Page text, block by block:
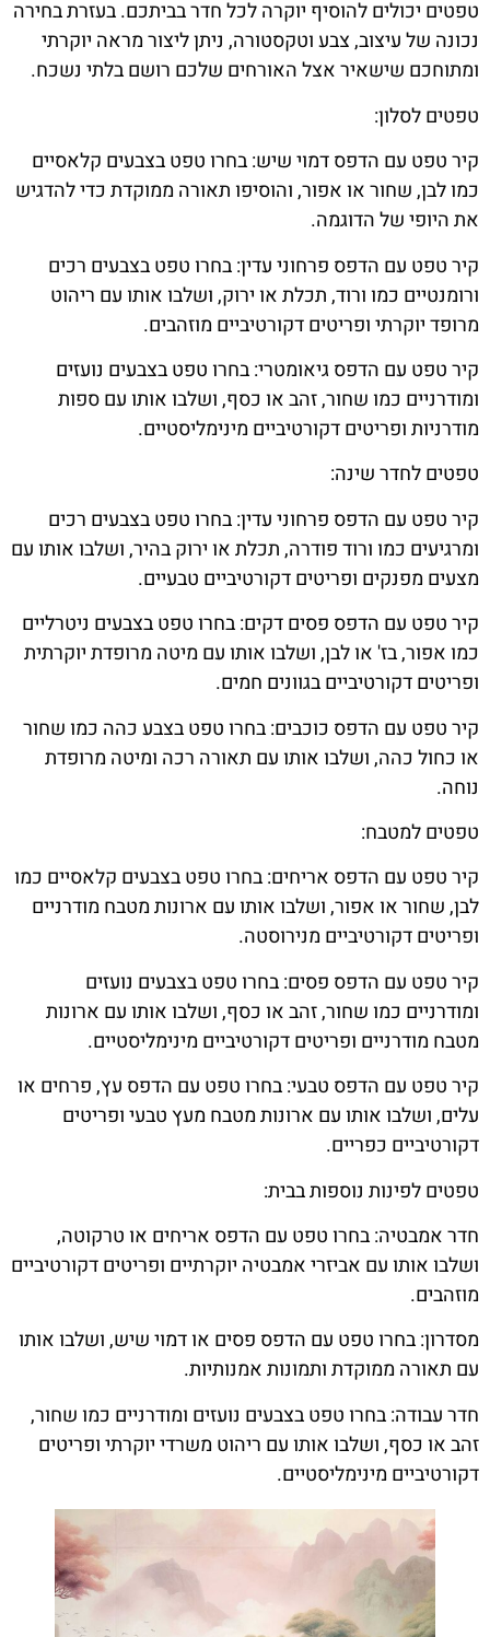
טפטים יכולים להוסיף יוקרה לכל חדר בביתכם. בעזרת בחירה
נכונה של עיצוב, צבע וטקסטורה, ניתן ליצור מראה יוקרתי
ומתוחכם שישאיר אצל האורחים שלכם רושם בלתי נשכח.
טפטים לסלון:
קיר טפט עם הדפס דמוי שיש: בחרו טפט בצבעים קלאסיים
כמו לבן, שחור או אפור, והוסיפו תאורה ממוקדת כדי להדגיש
את היופי של הדוגמה.
קיר טפט עם הדפס פרחוני עדין: בחרו טפט בצבעים רכים
ורומנטיים כמו ורוד, תכלת או ירוק, ושלבו אותו עם ריהוט
מרופד יוקרתי ופריטים דקורטיביים מוזהבים.
קיר טפט עם הדפס גיאומטרי: בחרו טפט בצבעים נועזים
ומודרניים כמו שחור, זהב או כסף, ושלבו אותו עם ספות
מודרניות ופריטים דקורטיביים מינימליסטיים.
טפטים לחדר שינה:
קיר טפט עם הדפס פרחוני עדין: בחרו טפט בצבעים רכים
ומרגיעים כמו ורוד פודרה, תכלת או ירוק בהיר, ושלבו אותו עם
מצעים מפנקים ופריטים דקורטיביים טבעיים.
קיר טפט עם הדפס פסים דקים: בחרו טפט בצבעים ניטרליים
כמו אפור, בז' או לבן, ושלבו אותו עם מיטה מרופדת יוקרתית
ופריטים דקורטיביים בגוונים חמים.
קיר טפט עם הדפס כוכבים: בחרו טפט בצבע כהה כמו שחור
או כחול כהה, ושלבו אותו עם תאורה רכה ומיטה מרופדת
נוחה.
טפטים למטבח:
קיר טפט עם הדפס אריחים: בחרו טפט בצבעים קלאסיים כמו
לבן, שחור או אפור, ושלבו אותו עם ארונות מטבח מודרניים
ופריטים דקורטיביים מנירוסטה.
קיר טפט עם הדפס פסים: בחרו טפט בצבעים נועזים
ומודרניים כמו שחור, זהב או כסף, ושלבו אותו עם ארונות
מטבח מודרניים ופריטים דקורטיביים מינימליסטיים.
קיר טפט עם הדפס טבעי: בחרו טפט עם הדפס עץ, פרחים או
עלים, ושלבו אותו עם ארונות מטבח מעץ טבעי ופריטים
דקורטיביים כפריים.
טפטים לפינות נוספות בבית:
חדר אמבטיה: בחרו טפט עם הדפס אריחים או טרקוטה,
ושלבו אותו עם אביזרי אמבטיה יוקרתיים ופריטים דקורטיביים
מוזהבים.
מסדרון: בחרו טפט עם הדפס פסים או דמוי שיש, ושלבו אותו
עם תאורה ממוקדת ותמונות אמנותיות.
חדר עבודה: בחרו טפט בצבעים נועזים ומודרניים כמו שחור,
זהב או כסף, ושלבו אותו עם ריהוט משרדי יוקרתי ופריטים
דקורטיביים מינימליסטיים.